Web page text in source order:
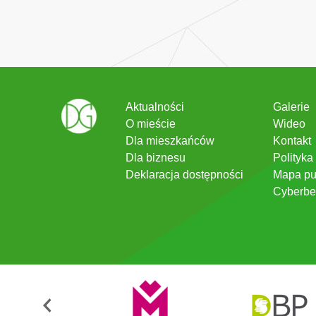
Aktualności
O mieście
Dla mieszkańców
Dla biznesu
Deklaracja dostępności
Galerie
Wideo
Kontakt
Mapa